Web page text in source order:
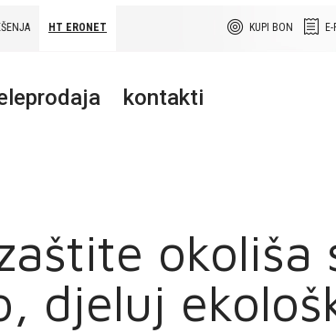
KUPI BON
HT ERONET
kontakti
okoliša
djeluj